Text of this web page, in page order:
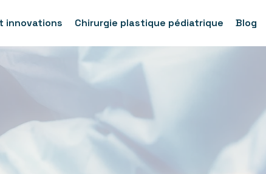
innovations Chirurgie plastique pédiatrique Blog